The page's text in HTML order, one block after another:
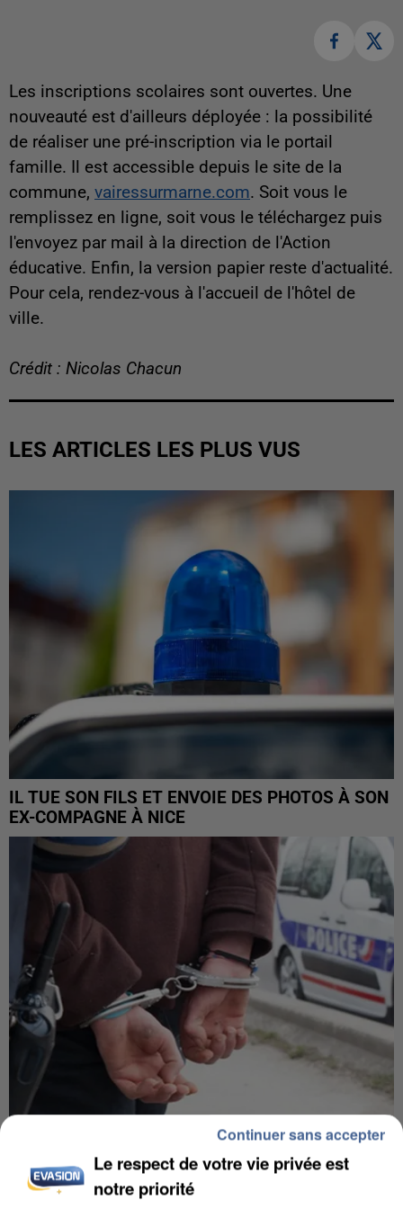
Les inscriptions scolaires sont ouvertes. Une
nouveauté est d'ailleurs déployée : la possibilité
de réaliser une pré-inscription via le portail
famille. Il est accessible depuis le site de la
commune, vairessurmarne.com. Soit vous le
remplissez en ligne, soit vous le téléchargez puis
l'envoyez par mail à la direction de l'Action
éducative. Enfin, la version papier reste d'actualité.
Pour cela, rendez-vous à l'accueil de l'hôtel de
ville.
Crédit : Nicolas Chacun
LES ARTICLES LES PLUS VUS
IL TUE SON FILS ET ENVOIE DES PHOTOS À SON
EX-COMPAGNE À NICE
L’UN DES FONDATEURS SUPPOSÉS DE LA DZ
MAFIA INTERPELLÉ EN ALGÉRIE
Le respect de votre vie privée est
notre priorité
Continuer sans accepter